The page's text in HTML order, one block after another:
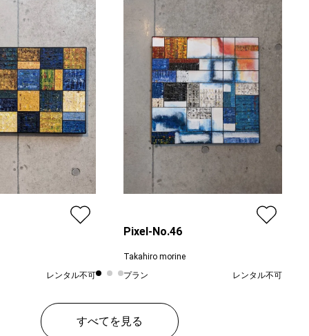
レンタル不可
Pixel-No.46
Takahiro morine
プラン
レンタル不可
すべてを見る